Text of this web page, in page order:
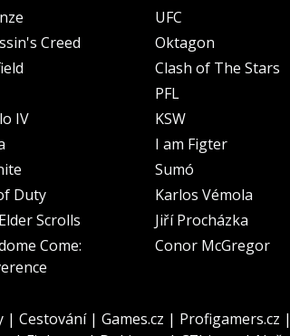
Creed
IV
Duty
Scrolls
Come:
UFC
Oktagon
Clash of The Stars
PFL
KSW
I am Figter
Sumó
Karlos Vémola
Jiří Procházka
Conor McGregor
| Cestování| Games.cz | Profigamers.cz |